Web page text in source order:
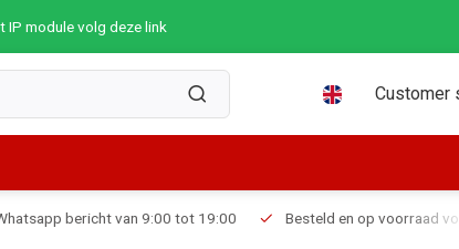
IP module volg deze link
Customer
bericht van 9:00 tot 19:00 Besteld en op voorraad